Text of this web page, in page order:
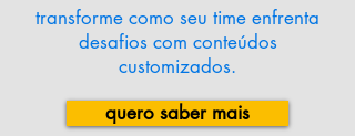
transforme como seu time enfrenta
desafios com conteúdos
customizados.
quero saber mais